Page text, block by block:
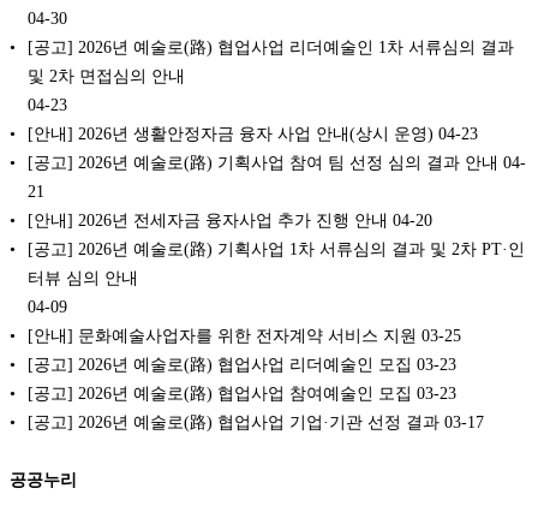
04-30
[공고] 2026년 예술로(路) 협업사업 리더예술인 1차 서류심의 결과
및 2차 면접심의 안내
04-23
[안내] 2026년 생활안정자금 융자 사업 안내(상시 운영) 04-23
[공고] 2026년 예술로(路) 기획사업 참여 팀 선정 심의 결과 안내 04-
21
[안내] 2026년 전세자금 융자사업 추가 진행 안내 04-20
[공고] 2026년 예술로(路) 기획사업 1차 서류심의 결과 및 2차 PT·인
터뷰 심의 안내
04-09
[안내] 문화예술사업자를 위한 전자계약 서비스 지원 03-25
[공고] 2026년 예술로(路) 협업사업 리더예술인 모집 03-23
[공고] 2026년 예술로(路) 협업사업 참여예술인 모집 03-23
[공고] 2026년 예술로(路) 협업사업 기업·기관 선정 결과 03-17
공공누리